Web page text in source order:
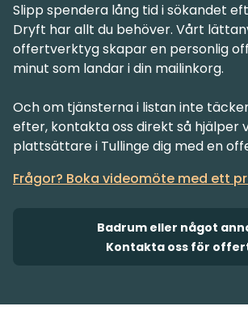
Badrum eller något
Kontakta oss för
Slipp spendera lång tid i sökandet
Dryft har allt du behöver. Vårt
offertverktyg skapar en personlig
minut som landar i din mailinkorg.
Och om tjänsterna i listan inte
efter, kontakta oss direkt så hjälper
Frågor? Boka videomöte med ett